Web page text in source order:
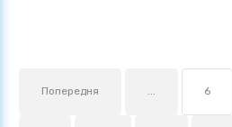
Попередня 6